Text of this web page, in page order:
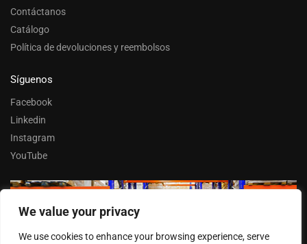
We value your privacy
We use cookies to enhance your browsing experience, serve
Contáctanos
Catálogo
Política de devoluciones y reembolsos
Síguenos
Facebook
Linkedin
Instagram
YouTube
Trabaja con nosotros